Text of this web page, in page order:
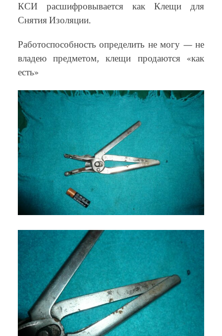
КСИ расшифровывается как Клещи для
Снятия Изоляции.
Работоспособность определить не могу — не
владею предметом, клещи продаются «как
есть»